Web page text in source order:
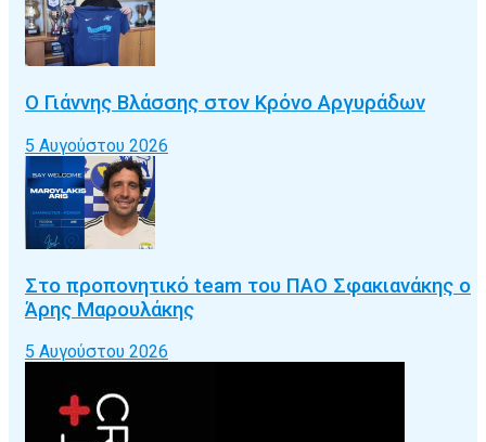
Ο Γιάννης Βλάσσης στον Κρόνο Αργυράδων
5 Αυγούστου 2026
Στο προπονητικό team του ΠΑΟ Σφακιανάκης ο
Άρης Μαρουλάκης
5 Αυγούστου 2026